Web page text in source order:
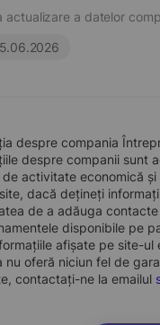
actualizare a datelor
despre compania
despre companii sunt
de activitate economică
dacă dețineți
de a adăuga
disponibile pe
afișate pe site-
nu oferă niciun fel de
contactați-ne la emailul